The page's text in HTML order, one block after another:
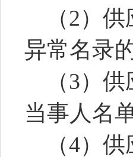
（2）供
异常名录
（3）供
当事人名
（4）